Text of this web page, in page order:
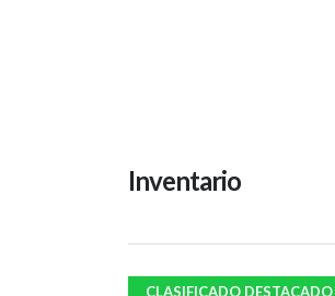
Inventario
CLASIFICADO DESTACADO